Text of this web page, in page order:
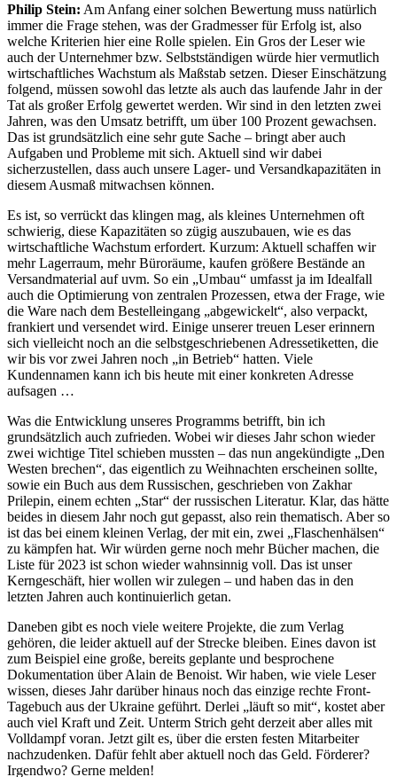
Philip Stein: Am Anfang einer solchen Bewertung muss natürlich
immer die Frage stehen, was der Gradmesser für Erfolg ist, also
welche Kriterien hier eine Rolle spielen. Ein Gros der Leser wie
auch der Unternehmer bzw. Selbstständigen würde hier vermutlich
wirtschaftliches Wachstum als Maßstab setzen. Dieser Einschätzung
folgend, müssen sowohl das letzte als auch das laufende Jahr in der
Tat als großer Erfolg gewertet werden. Wir sind in den letzten zwei
Jahren, was den Umsatz betrifft, um über 100 Prozent gewachsen.
Das ist grundsätzlich eine sehr gute Sache – bringt aber auch
Aufgaben und Probleme mit sich. Aktuell sind wir dabei
sicherzustellen, dass auch unsere Lager- und Versandkapazitäten in
diesem Ausmaß mitwachsen können.
Es ist, so verrückt das klingen mag, als kleines Unternehmen oft
schwierig, diese Kapazitäten so zügig auszubauen, wie es das
wirtschaftliche Wachstum erfordert. Kurzum: Aktuell schaffen wir
mehr Lagerraum, mehr Büroräume, kaufen größere Bestände an
Versandmaterial auf uvm. So ein „Umbau“ umfasst ja im Idealfall
auch die Optimierung von zentralen Prozessen, etwa der Frage, wie
die Ware nach dem Bestelleingang „abgewickelt“, also verpackt,
frankiert und versendet wird. Einige unserer treuen Leser erinnern
sich vielleicht noch an die selbstgeschriebenen Adressetiketten, die
wir bis vor zwei Jahren noch „in Betrieb“ hatten. Viele
Kundennamen kann ich bis heute mit einer konkreten Adresse
aufsagen …
Was die Entwicklung unseres Programms betrifft, bin ich
grundsätzlich auch zufrieden. Wobei wir dieses Jahr schon wieder
zwei wichtige Titel schieben mussten – das nun angekündigte „Den
Westen brechen“, das eigentlich zu Weihnachten erscheinen sollte,
sowie ein Buch aus dem Russischen, geschrieben von Zakhar
Prilepin, einem echten „Star“ der russischen Literatur. Klar, das hätte
beides in diesem Jahr noch gut gepasst, also rein thematisch. Aber so
ist das bei einem kleinen Verlag, der mit ein, zwei „Flaschenhälsen“
zu kämpfen hat. Wir würden gerne noch mehr Bücher machen, die
Liste für 2023 ist schon wieder wahnsinnig voll. Das ist unser
Kerngeschäft, hier wollen wir zulegen – und haben das in den
letzten Jahren auch kontinuierlich getan.
Daneben gibt es noch viele weitere Projekte, die zum Verlag
gehören, die leider aktuell auf der Strecke bleiben. Eines davon ist
zum Beispiel eine große, bereits geplante und besprochene
Dokumentation über Alain de Benoist. Wir haben, wie viele Leser
wissen, dieses Jahr darüber hinaus noch das einzige rechte Front-
Tagebuch aus der Ukraine geführt. Derlei „läuft so mit“, kostet aber
auch viel Kraft und Zeit. Unterm Strich geht derzeit aber alles mit
Volldampf voran. Jetzt gilt es, über die ersten festen Mitarbeiter
nachzudenken. Dafür fehlt aber aktuell noch das Geld. Förderer?
Irgendwo? Gerne melden!